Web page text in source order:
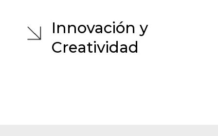
Innovación y
Creatividad